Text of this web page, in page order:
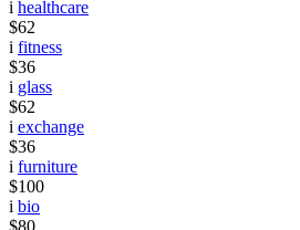
i healthcare
$62
i fitness
$36
i glass
$62
i exchange
$36
i furniture
$100
i bio